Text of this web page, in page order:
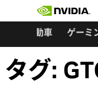
自動車 ゲーミ
タグ: